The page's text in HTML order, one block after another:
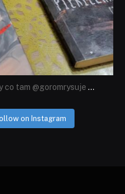
co tam @goromrysuje ...
on Instagram